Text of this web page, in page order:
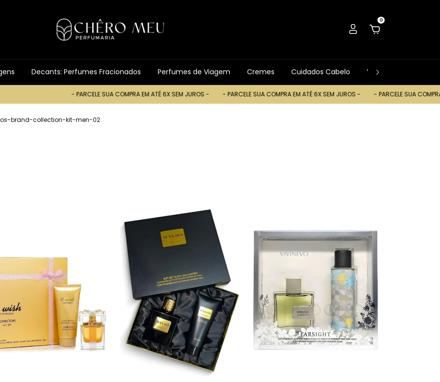
0
Decants: Perfumes Fracionados Perfumes de Viagem Cremes Cuidados Cabelo Ver Tudo
- PARCELE SUA COMPRA EM ATÉ 6X SEM JUROS - - PARCELE SUA COMPRA EM ATÉ 6X SEM JUROS - - PARCELE SUA COMPRA EM ATÉ
brand-collection-kit-men-02